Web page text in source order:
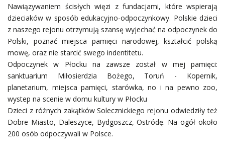
Nawiązywaniem ścisłych więzi z fundacjami, które wspierają
dzieciaków w sposób edukacyjno-odpoczynkowy. Polskie dzieci
z naszego rejonu otrzymują szansę wyjechać na odpoczynek do
Polski, poznać miejsca pamięci narodowej, kształcić polską
mowę, oraz nie starcić swego indentitetu.
Odpoczynek w Płocku na zawsze został w mej pamięci:
sanktuarium Miłosierdzia Bożego, Toruń - Kopernik,
planetarium, miejsca pamięci, starówka, no i na pewno zoo,
wystep na scenie w domu kultury w Płocku
Dzieci z różnych zakątków Solecznickiego rejonu odwiedziły też
Dobre Miasto, Daleszyce, Bydgoszcz, Ostródę. Na ogół około
200 osób odpoczywali w Polsce.